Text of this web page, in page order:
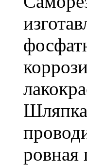
Шляпка
ровная